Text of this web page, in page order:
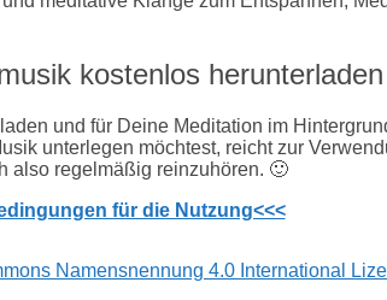
kostenlos herunterladen
und für Deine Meditation im
unterlegen möchtest, reicht zur
also regelmäßig reinzuhören. 🙂
für die Nutzung<<<
Namensnennung 4.0 International